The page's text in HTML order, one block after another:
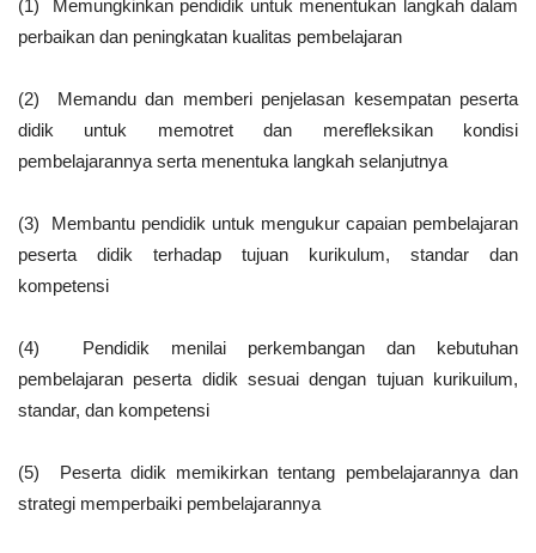
(1) Memungkinkan pendidik untuk menentukan langkah dalam
perbaikan dan peningkatan kualitas pembelajaran
(2) Memandu dan memberi penjelasan kesempatan peserta
didik untuk memotret dan merefleksikan kondisi
pembelajarannya serta menentuka langkah selanjutnya
(3) Membantu pendidik untuk mengukur capaian pembelajaran
peserta didik terhadap tujuan kurikulum, standar dan
kompetensi
(4) Pendidik menilai perkembangan dan kebutuhan
pembelajaran peserta didik sesuai dengan tujuan kurikuilum,
standar, dan kompetensi
(5) Peserta didik memikirkan tentang pembelajarannya dan
strategi memperbaiki pembelajarannya